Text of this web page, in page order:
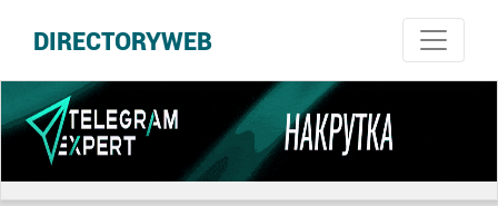
DIRECTORYWEB